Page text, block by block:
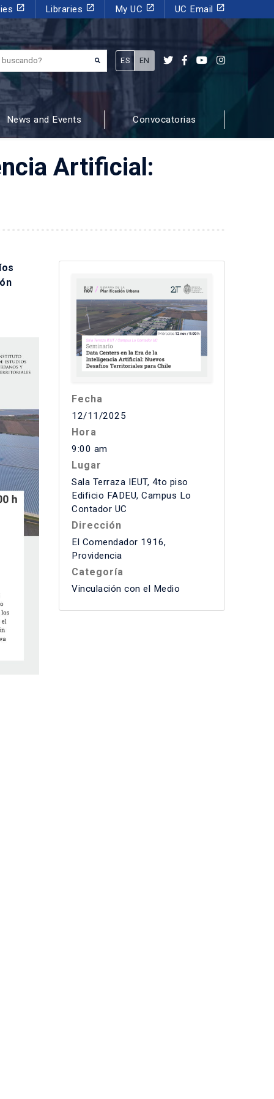
launch Libraries launch My UC launch UC Email launch
¿Qué estás buscando?
ES EN
News and Events Convocatorias
Artificial:
Fecha
12/11/2025
Hora
9:00 am
Lugar
Sala Terraza IEUT, 4to piso
Edificio FADEU, Campus Lo
Contador UC
Dirección
El Comendador 1916,
Providencia
Categoría
Vinculación con el Medio